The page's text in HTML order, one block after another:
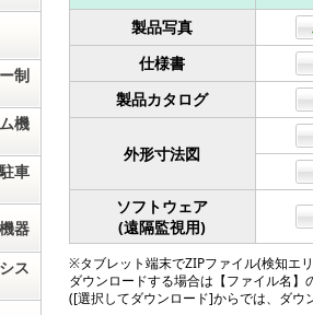
製品写真
仕様書
製品カタログ
外形寸法図
ソフトウェア
(遠隔監視用)
※タブレット端末でZIPファイル(検知エ
ダウンロードする場合は【ファイル名
([選択してダウンロード]からでは、ダ
制
機
車
器
ス